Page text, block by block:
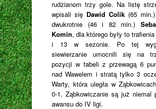
rudzianom trzy gole. Na listę
wpisali się Dawid Colik (65
dwukrotnie (46 i 82 min.)
Komin, dla którego były to
i 13 w sezonie. Po tej
siewierzanie umocnili się na
pozycji w tabeli z przewagą 6
nad Wawelem i stratą tylko 3
Warty, która uległa w
0-1. Ząbkowiczanie są już niemal
awansu do IV ligi.